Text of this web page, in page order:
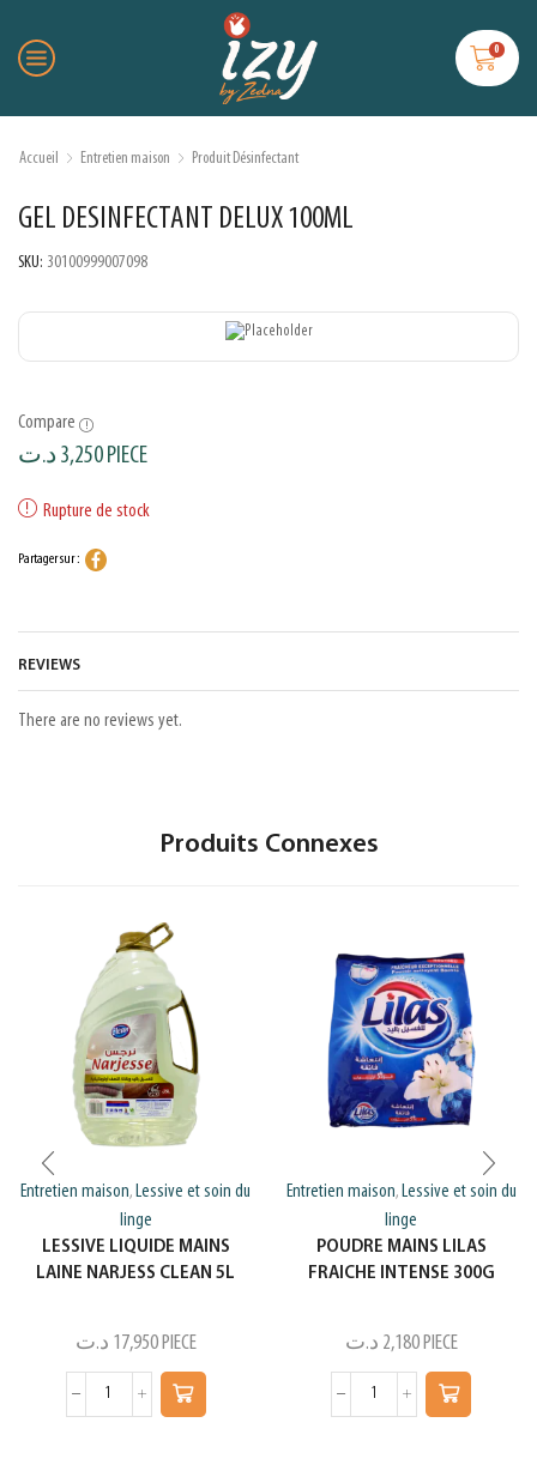
0
Accueil Entretien maison Produit Désinfectant
GEL DESINFECTANT DELUX 100ML
SKU: 30100999007098
Compare
3,250د.ت PIECE
Rupture de stock
Partager sur :
REVIEWS
There are no reviews yet.
Produits Connexes
Entretien maison, Lessive et soin du
linge
LESSIVE LIQUIDE MAINS
LAINE NARJESS CLEAN 5L
17,950 د.ت PIECE
Entretien maison, Lessive et soin du
linge
POUDRE MAINS LILAS
FRAICHE INTENSE 300G
2,180 د.ت PIECE